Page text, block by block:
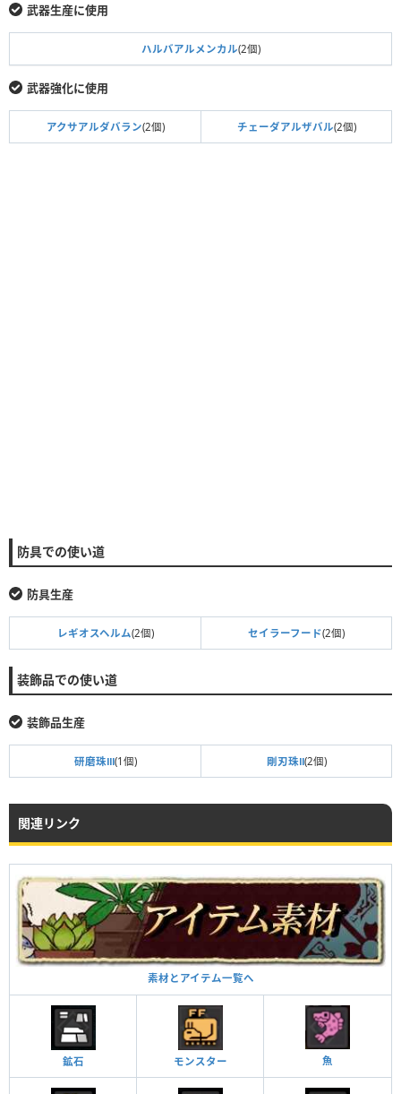
武器生産に使用
ハルバアルメンカル(2個)
武器強化に使用
アクサアルダバラン(2個) チェーダアルザバル(2個)
防具での使い道
防具生産
レギオスヘルム(2個) セイラーフード(2個)
装飾品での使い道
装飾品生産
研磨珠Ⅲ(1個) 剛刃珠Ⅱ(2個)
関連リンク
素材とアイテム一覧へ
鉱石 モンスター 魚